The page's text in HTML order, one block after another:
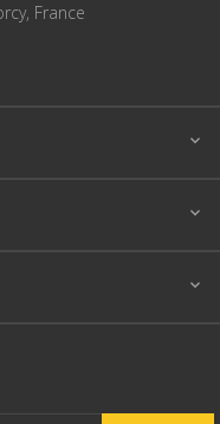
France


